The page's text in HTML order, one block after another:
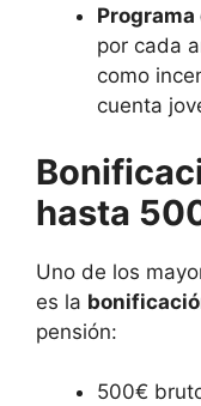
por cada
como
cuenta
hasta
Uno de los
es la
pensión:
500€